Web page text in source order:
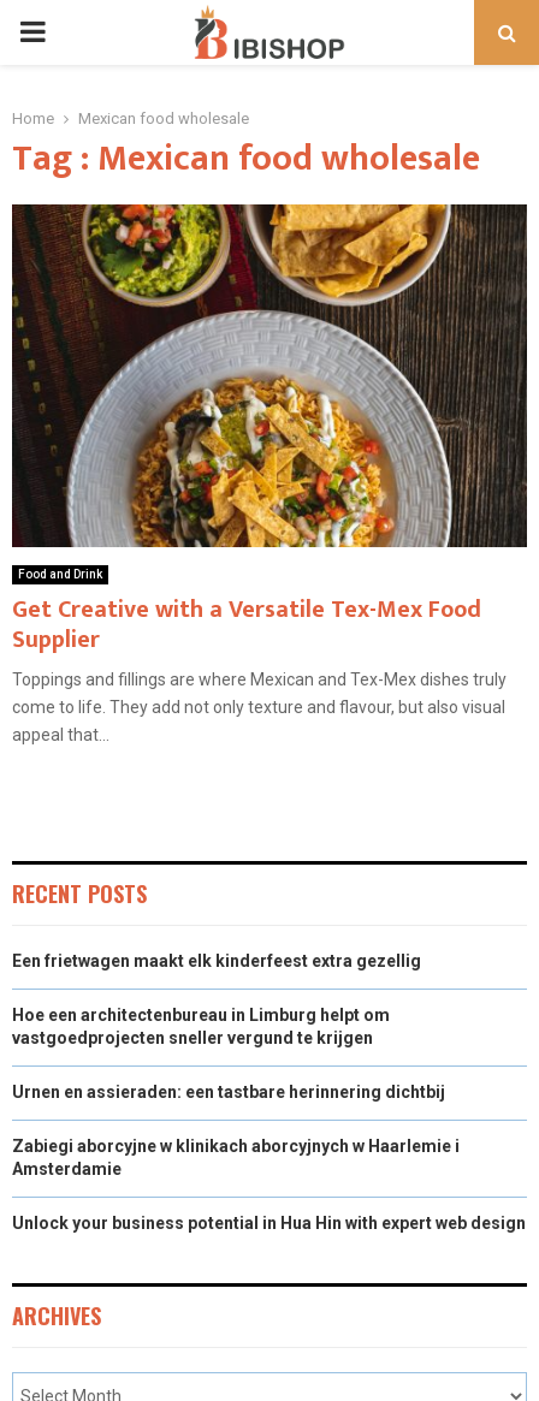
PRIMARY
Home Mexican food wholesale
Tag : Mexican food wholesale
Food and Drink
Get Creative with a Versatile Tex-Mex Food
Supplier
Toppings and fillings are where Mexican and Tex-Mex dishes truly
come to life. They add not only texture and flavour, but also visual
appeal that...
RECENT POSTS
Een frietwagen maakt elk kinderfeest extra gezellig
Hoe een architectenbureau in Limburg helpt om
vastgoedprojecten sneller vergund te krijgen
Urnen en assieraden: een tastbare herinnering dichtbij
Zabiegi aborcyjne w klinikach aborcyjnych w Haarlemie i
Amsterdamie
Unlock your business potential in Hua Hin with expert web design
ARCHIVES